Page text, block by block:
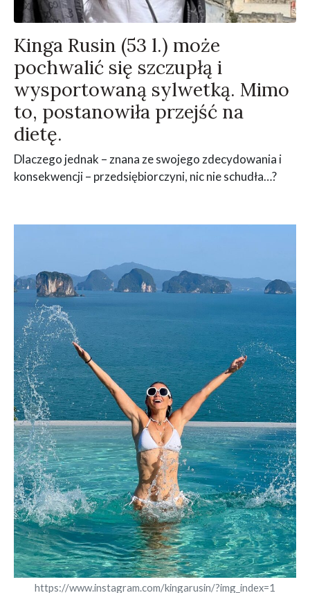
Kinga Rusin (53 l.) może
pochwalić się szczupłą i
wysportowaną sylwetką. Mimo
to, postanowiła przejść na
dietę.
Dlaczego jednak – znana ze swojego zdecydowania i
konsekwencji – przedsiębiorczyni, nic nie schudła…?
https://www.instagram.com/kingarusin/?img_index=1